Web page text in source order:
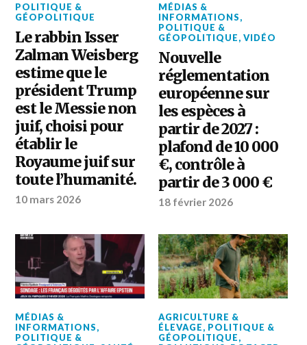
POLITIQUE &
GÉOPOLITIQUE
Le rabbin Isser
Zalman Weisberg
estime que le
président Trump
est le Messie non
juif, choisi pour
établir le
Royaume juif sur
toute l’humanité.
10 mars 2026
MÉDIAS &
INFORMATIONS,
POLITIQUE &
GÉOPOLITIQUE,VIDÉO
Nouvelle
réglementation
européenne sur
les espèces à
partir de 2027 :
plafond de 10 000
€, contrôle à
partir de 3 000 €
18 février 2026
MÉDIAS &
INFORMATIONS,
POLITIQUE &
AGRICULTURE &
ÉLEVAGE, POLITIQUE &
GÉOPOLITIQUE,